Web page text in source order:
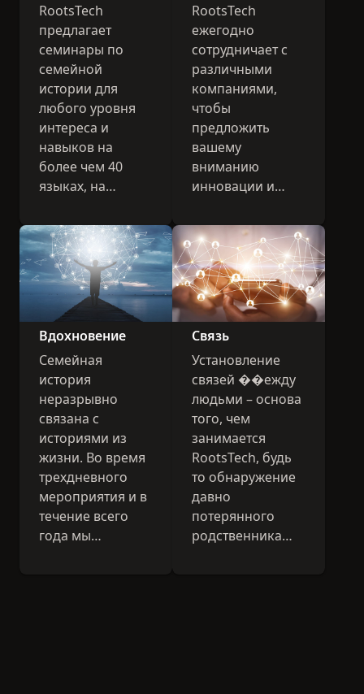
RootsTech
предлагает
семинары по
семейной
истории для
любого уровня
интереса и
навыков на
более чем 40
языках, на
почти все страны
мира. Одним
словом, каждый
найдет что-то для
себя.
RootsTech
ежегодно
сотрудничает с
различными
компаниями,
чтобы
предложить
вашему
вниманию
инновации и
технологии,
которые могли
бы помочь вам
установить
новые связи в
сфере семейной
истории.
Вдохновение
Семейная
история
неразрывно
связана с
историями из
жизни. Во время
трехдневного
мероприятия и в
течение всего
года мы
Связь
Установление
связей ��ежду
людьми – основа
того, чем
занимается
RootsTech, будь
то обнаружение
давно
потерянного
родственника